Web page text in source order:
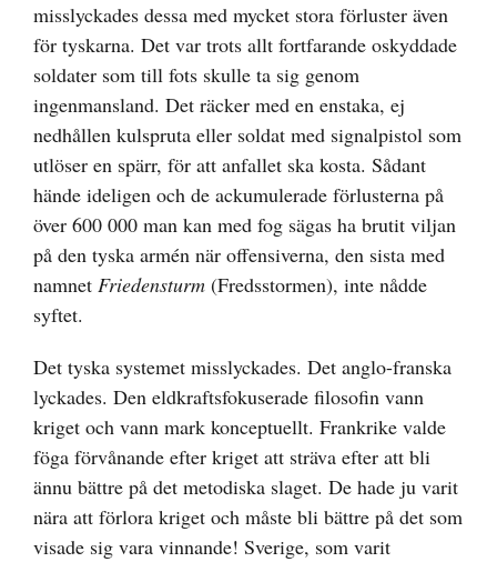
misslyckades dessa med mycket stora förluster även
för tyskarna. Det var trots allt fortfarande oskyddade
soldater som till fots skulle ta sig genom
ingenmansland. Det räcker med en enstaka, ej
nedhållen kulspruta eller soldat med signalpistol som
utlöser en spärr, för att anfallet ska kosta. Sådant
hände ideligen och de ackumulerade förlusterna på
över 600 000 man kan med fog sägas ha brutit viljan
på den tyska armén när offensiverna, den sista med
namnet Friedensturm (Fredsstormen), inte nådde
syftet.
Det tyska systemet misslyckades. Det anglo-franska
lyckades. Den eldkraftsfokuserade filosofin vann
kriget och vann mark konceptuellt. Frankrike valde
föga förvånande efter kriget att sträva efter att bli
ännu bättre på det metodiska slaget. De hade ju varit
nära att förlora kriget och måste bli bättre på det som
visade sig vara vinnande! Sverige, som varit